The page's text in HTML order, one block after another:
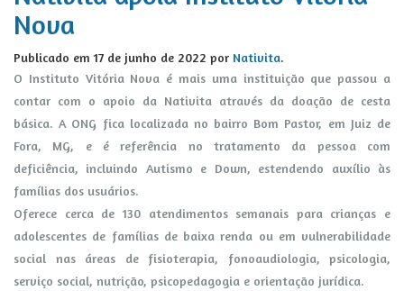
Nova
Publicado em 17 de junho de 2022 por Nativita.
O Instituto Vitória Nova é mais uma instituição que passou a
contar com o apoio da Nativita através da doação de cesta
básica. A ONG fica localizada no bairro Bom Pastor, em Juiz de
Fora, MG, e é referência no tratamento da pessoa com
deficiência, incluindo Autismo e Down, estendendo auxílio às
famílias dos usuários.
Oferece cerca de 130 atendimentos semanais para crianças e
adolescentes de famílias de baixa renda ou em vulnerabilidade
social nas áreas de fisioterapia, fonoaudiologia, psicologia,
serviço social, nutrição, psicopedagogia e orientação jurídica.